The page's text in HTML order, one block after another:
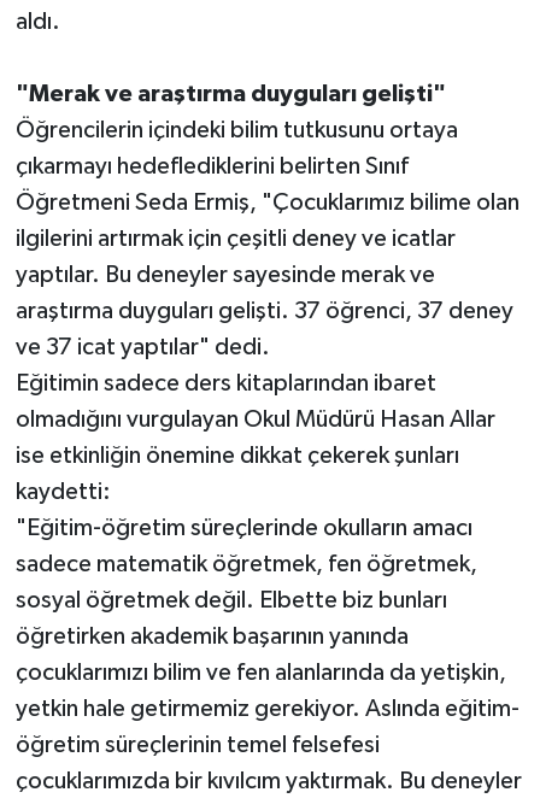
aldı.
"Merak ve araştırma duyguları gelişti"
Öğrencilerin içindeki bilim tutkusunu ortaya
çıkarmayı hedeflediklerini belirten Sınıf
Öğretmeni Seda Ermiş, "Çocuklarımız bilime olan
ilgilerini artırmak için çeşitli deney ve icatlar
yaptılar. Bu deneyler sayesinde merak ve
araştırma duyguları gelişti. 37 öğrenci, 37 deney
ve 37 icat yaptılar" dedi.
Eğitimin sadece ders kitaplarından ibaret
olmadığını vurgulayan Okul Müdürü Hasan Allar
ise etkinliğin önemine dikkat çekerek şunları
kaydetti:
"Eğitim-öğretim süreçlerinde okulların amacı
sadece matematik öğretmek, fen öğretmek,
sosyal öğretmek değil. Elbette biz bunları
öğretirken akademik başarının yanında
çocuklarımızı bilim ve fen alanlarında da yetişkin,
yetkin hale getirmemiz gerekiyor. Aslında eğitim-
öğretim süreçlerinin temel felsefesi
çocuklarımızda bir kıvılcım yaktırmak. Bu deneyler